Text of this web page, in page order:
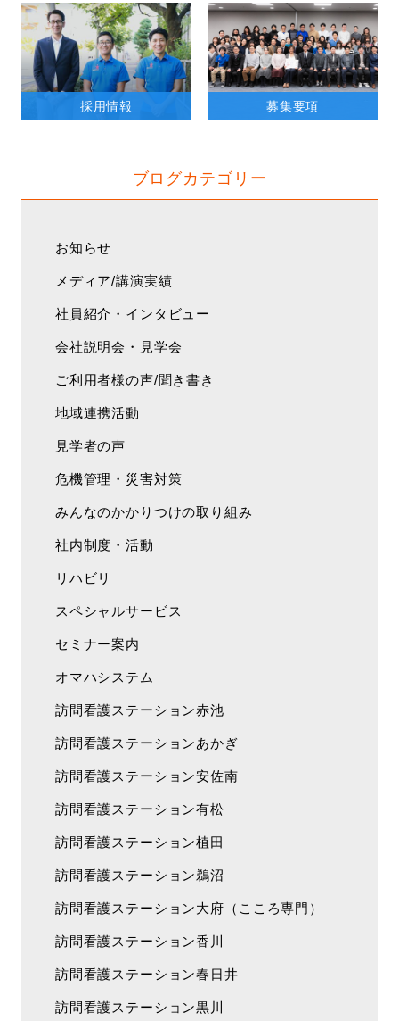
採用情報 募集要項
ブログカテゴリー
お知らせ
メディア/講演実績
社員紹介・インタビュー
会社説明会・見学会
ご利用者様の声/聞き書き
地域連携活動
見学者の声
危機管理・災害対策
みんなのかかりつけの取り組み
社内制度・活動
リハビリ
スペシャルサービス
セミナー案内
オマハシステム
訪問看護ステーション赤池
訪問看護ステーションあかぎ
訪問看護ステーション安佐南
訪問看護ステーション有松
訪問看護ステーション植田
訪問看護ステーション鵜沼
訪問看護ステーション大府（こころ専門）
訪問看護ステーション香川
訪問看護ステーション春日井
訪問看護ステーション黒川